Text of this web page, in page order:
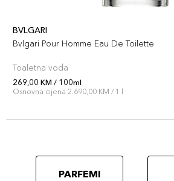
BVLGARI
Bvlgari Pour Homme Eau De Toilette
Toaletna voda
269,00 KM / 100ml
Osnovna cijena 2.690,00 KM / 1 l
PARFEMI